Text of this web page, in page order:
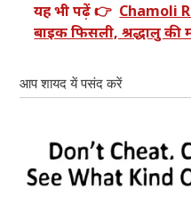
यह भी पढ़ें 👉 Chamoli
बाइक फिसली, श्रद्धालु